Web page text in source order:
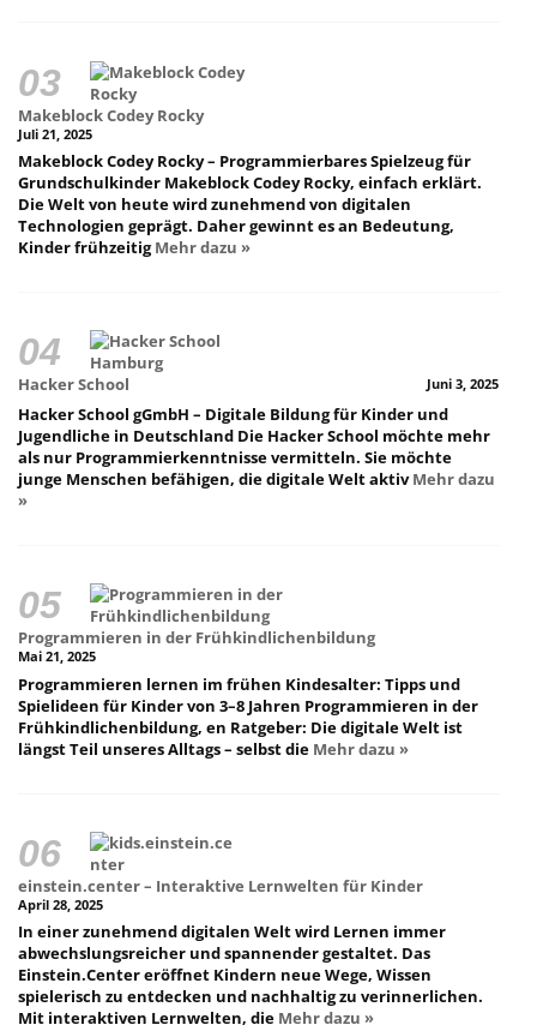
Makeblock Codey Rocky
Juli 21, 2025
Makeblock Codey Rocky – Programmierbares Spielzeug für
Grundschulkinder Makeblock Codey Rocky, einfach erklärt.
Die Welt von heute wird zunehmend von digitalen
Technologien geprägt. Daher gewinnt es an Bedeutung,
Kinder frühzeitigMehr dazu »
Hacker School Juni 3, 2025
Hacker School gGmbH – Digitale Bildung für Kinder und
Jugendliche in Deutschland Die Hacker School möchte mehr
als nur Programmierkenntnisse vermitteln. Sie möchte
junge Menschen befähigen, die digitale Welt aktivMehr dazu
»
Programmieren in der Frühkindlichenbildung
Mai 21, 2025
Programmieren lernen im frühen Kindesalter: Tipps und
Spielideen für Kinder von 3–8 Jahren Programmieren in der
Frühkindlichenbildung, en Ratgeber: Die digitale Welt ist
längst Teil unseres Alltags – selbst die Mehr dazu »
einstein.center – Interaktive Lernwelten für Kinder
April 28, 2025
In einer zunehmend digitalen Welt wird Lernen immer
abwechslungsreicher und spannender gestaltet. Das
Einstein.Center eröffnet Kindern neue Wege, Wissen
spielerisch zu entdecken und nachhaltig zu verinnerlichen.
Mit interaktiven Lernwelten, die Mehr dazu »